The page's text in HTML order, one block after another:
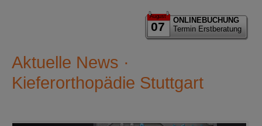
August
07
ONLINEBUCHUNG
Termin Erstberatung
Aktuelle News ·
Kieferorthopädie Stuttgart